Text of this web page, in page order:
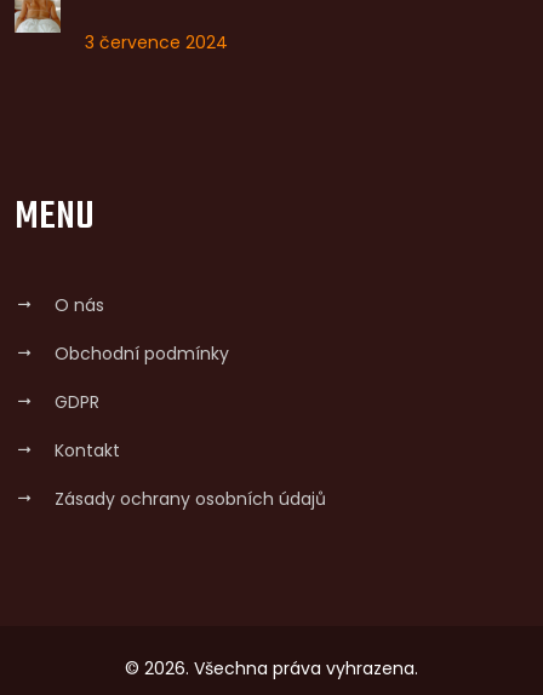
3 července 2024
MENU
O nás
Obchodní podmínky
GDPR
Kontakt
Zásady ochrany osobních údajů
© 2026. Všechna práva vyhrazena.